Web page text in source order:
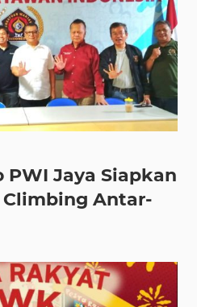
PWI Jaya Siapkan
Antar-